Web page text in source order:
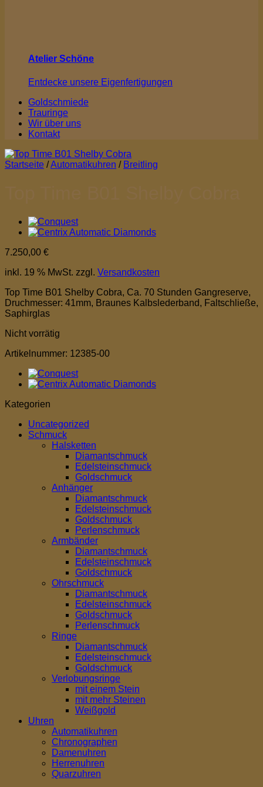
Atelier Schöne
Entdecke unsere Eigenfertigungen
Goldschmiede
Trauringe
Wir über uns
Kontakt
Startseite /Automatikuhren / Breitling
7.250,00 €
inkl. 19 % MwSt. zzgl. Versandkosten
Top Time B01 Shelby Cobra, Ca. 70 Stunden Gangreserve,
Druchmesser: 41mm, Braunes Kalbslederband, Faltschließe,
Saphirglas
Nicht vorrätig
Artikelnummer: 12385-00
Kategorien
Uncategorized
Schmuck
Halsketten
Diamantschmuck
Edelsteinschmuck
Goldschmuck
Anhänger
Diamantschmuck
Edelsteinschmuck
Goldschmuck
Perlenschmuck
Armbänder
Diamantschmuck
Edelsteinschmuck
Goldschmuck
Ohrschmuck
Diamantschmuck
Edelsteinschmuck
Goldschmuck
Perlenschmuck
Ringe
Diamantschmuck
Edelsteinschmuck
Goldschmuck
Verlobungsringe
mit einem Stein
mit mehr Steinen
Weißgold
Uhren
Automatikuhren
Chronographen
Damenuhren
Herrenuhren
Quarzuhren